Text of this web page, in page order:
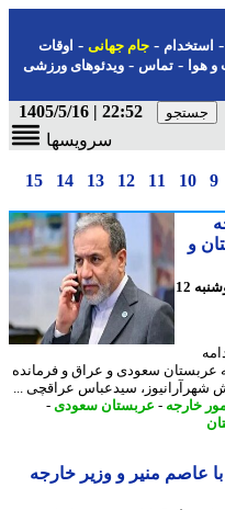
- جام جهانی-اوقات
-تماس-ویدئوهای ورزشی
22:52 | 1405/5/16
سرویسها
10
11
12
13
14
15
5 روز پیش - دوشنبه 12
سعودی و عراق و فرمانده
سیدعباس عراقچی ...
-عربستان سعودی-
منیر و وزیر خارجه